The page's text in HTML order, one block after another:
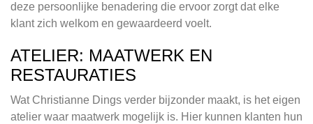
deze persoonlijke benadering die ervoor zorgt dat elke
klant zich welkom en gewaardeerd voelt.
ATELIER: MAATWERK EN
RESTAURATIES
Wat Christianne Dings verder bijzonder maakt, is het eigen
atelier waar maatwerk mogelijk is. Hier kunnen klanten hun